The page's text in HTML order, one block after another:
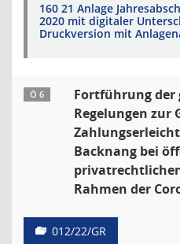
160 21 Anlage
2020 mit digitaler
Druckversion mit
Ö 6
Fortführung der
Regelungen zur
Backnang bei
Rahmen der
012/22/GR